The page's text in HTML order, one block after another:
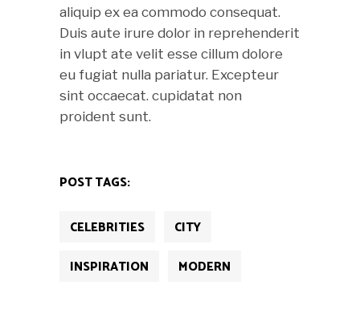
aliquip ex ea commodo consequat.
Duis aute irure dolor in reprehenderit
in vlupt ate velit esse cillum dolore
eu fugiat nulla pariatur. Excepteur
sint occaecat. cupidatat non
proident sunt.
POST TAGS:
CELEBRITIES
CITY
INSPIRATION
MODERN